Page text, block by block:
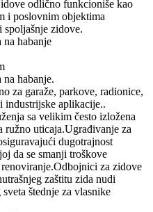
odlično funkcioniše kao
i poslovnim objektima
spoljašnje zidove.
habanje
habanje.
za garaže, parkove, radionice,
industrijske aplikacije..
sa velikim često izložena
ružno uticaja.Ugrađivanje za
dugotrajnost
da se smanji troškove
za zidove
zaštitu zida nudi
štednje za vlasnike